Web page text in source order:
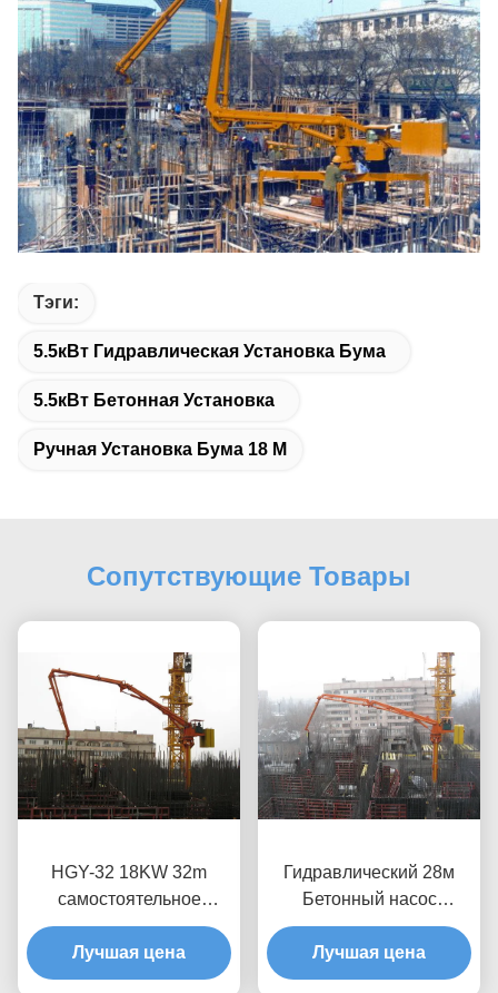
Тэги:
5.5кВт Гидравлическая Установка Бума
5.5кВт Бетонная Установка
Ручная Установка Бума 18 М
Сопутствующие Товары
HGY-32 18KW 32m
самостоятельное
восхождение бетонное
размещение бум с
дистанционным
Лучшая цена
Гидравлический 28м
Бетонный насос
автоматически
устанавливает бум для
строительства
Лучшая цена